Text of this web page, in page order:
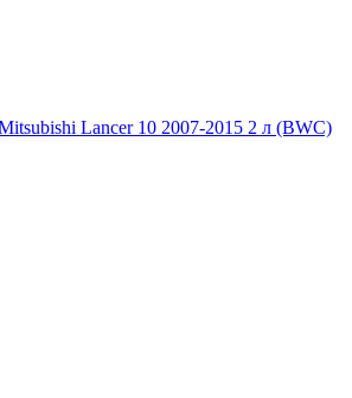
Lancer 10 2007-2015 2 л (BWC)